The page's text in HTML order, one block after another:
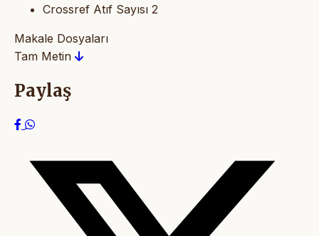
Crossref Atıf Sayısı 2
Makale Dosyaları
Tam Metin
Paylaş